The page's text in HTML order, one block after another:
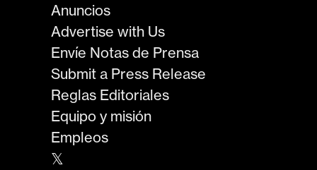
Anuncios
Advertise with Us
Envíe Notas de Prensa
Submit a Press Release
Reglas Editoriales
Equipo y misión
Empleos
𝕏